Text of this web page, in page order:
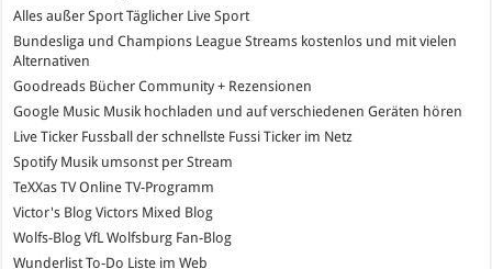
Alles außer Sport Täglicher Live Sport
Bundesliga und Champions League Streams kostenlos und mit vielen
Alternativen
Goodreads Bücher Community + Rezensionen
Google Music Musik hochladen und auf verschiedenen Geräten hören
Live Ticker Fussball der schnellste Fussi Ticker im Netz
SpotifyMusik umsonst per Stream
TeXXas TVOnline TV-Programm
Victor's Blog Victors Mixed Blog
Wolfs-Blog VfL Wolfsburg Fan-Blog
Wunderlist To-Do Liste im Web